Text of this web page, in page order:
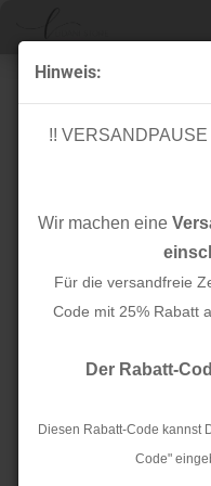
Hinweis:
!!
Wir machen eine
Für die versandfreie
Code mit 25% Rabatt
Der Rabatt-
Diesen Rabatt-Code kannst
Code"
RESTSTÜCK 1,10m !!!
warm sand - meetMilk